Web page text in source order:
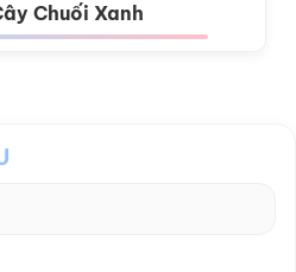
Chuối Xanh